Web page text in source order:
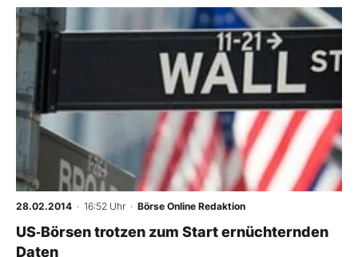
28.02.2014 · 16:52 Uhr · Börse Online Redaktion
US‑Börsen trotzen zum Start ernüchternden
Daten